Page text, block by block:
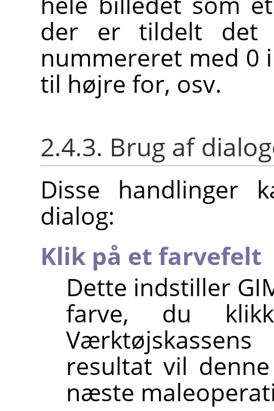
der er tildelt det
nummereret med 0
til højre for, osv.
2.4.3. Brug af
Disse handlinger
dialog:
Klik på et farvefelt
Dette indstiller
farve, du
resultat vil
næste